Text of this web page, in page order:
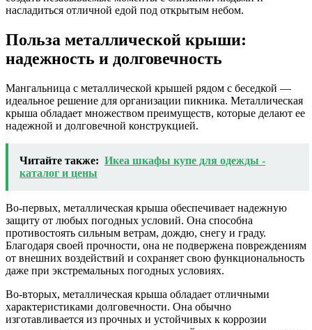
насладиться отличной едой под открытым небом.
Польза металлической крыши:
надежность и долговечность
Мангальница с металлической крышей рядом с беседкой —
идеальное решение для организации пикника. Металлическая
крыша обладает множеством преимуществ, которые делают ее
надежной и долговечной конструкцией.
Читайте также: Икеа шкафы купе для одежды -
каталог и цены
Во-первых, металлическая крыша обеспечивает надежную
защиту от любых погодных условий. Она способна
противостоять сильным ветрам, дождю, снегу и граду.
Благодаря своей прочности, она не подвержена повреждениям
от внешних воздействий и сохраняет свою функциональность
даже при экстремальных погодных условиях.
Во-вторых, металлическая крыша обладает отличными
характеристиками долговечности. Она обычно
изготавливается из прочных и устойчивых к коррозии